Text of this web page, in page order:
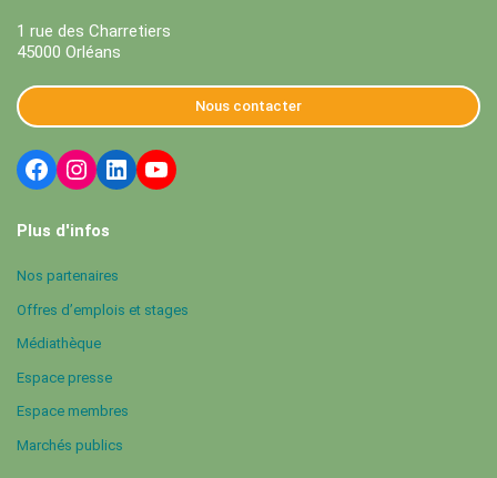
1 rue des Charretiers
45000 Orléans
Nous contacter
Plus d'infos
Nos partenaires
Offres d’emplois et stages
Médiathèque
Espace presse
Espace membres
Marchés publics